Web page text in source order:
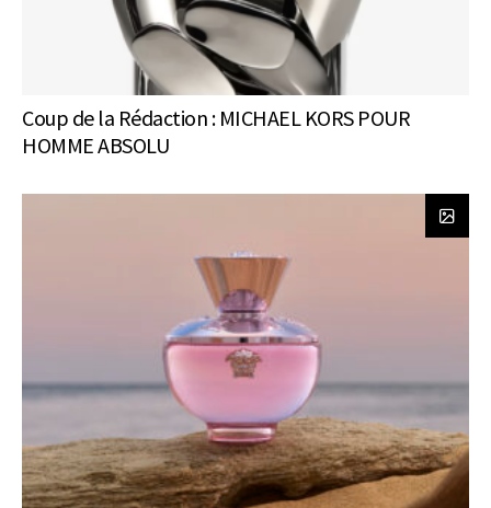
Coup de la Rédaction : MICHAEL KORS POUR
HOMME ABSOLU